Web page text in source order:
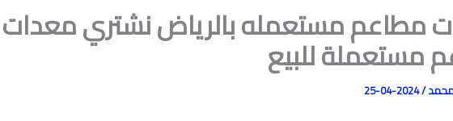
مطاعم مستعمله بالرياض نشتري معدات
مستعملة للبيع
محمد/
2024-04-25